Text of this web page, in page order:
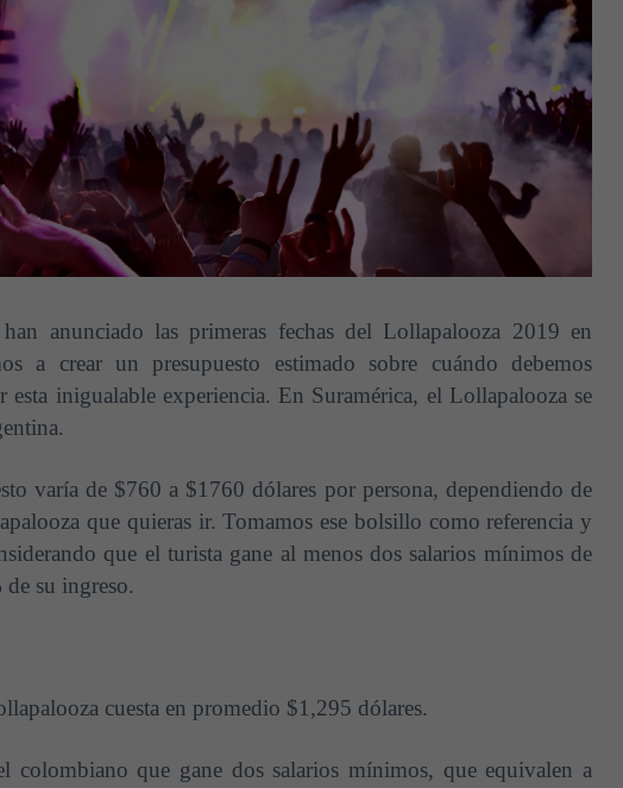
anunciado las primeras fechas del Lollapalooza 2019 en
a crear un presupuesto estimado sobre cuándo debemos
esta inigualable experiencia. En Suramérica, el Lollapalooza se
varía de $760 a $1760 dólares por persona, dependiendo de
que quieras ir. Tomamos ese bolsillo como referencia y
que el turista gane al menos dos salarios mínimos de
su ingreso.
cuesta en promedio $1,295 dólares.
colombiano que gane dos salarios mínimos, que equivalen a